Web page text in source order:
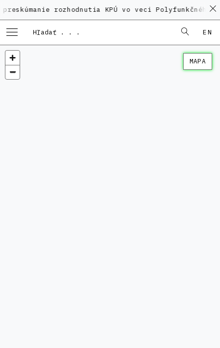
rozhodnutia KPÚ vo veci Polyfunkčného domu na
EN
MAPA